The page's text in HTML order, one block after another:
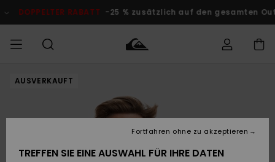
Produktinformation
DOPPELTER RABATT -25 % zusätzlich auf den gesamten
MÄNNER
Accessoires
JUNGEN
Accessoires
FRAUEN
Brandneu
Männer
Kinder
Männer
Kinder
Herren
KINDER
zugreifen
Versand
AUSVERKAUFT
TREFFEN SIE EINE AUSWAHL FÜR IHRE DATEN
Fortfahren ohne zu akzeptieren